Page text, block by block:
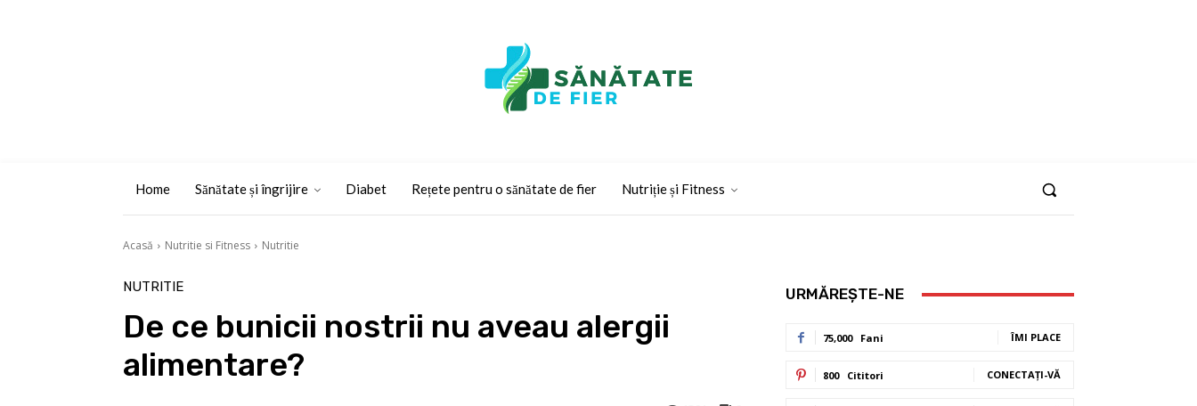
Home Sănătate și îngrijire Diabet Rețete pentru o sănătate de fier Nutriție și Fitness
Acasă Nutritie si Fitness Nutritie
NUTRITIE
De ce bunicii nostrii nu aveau alergii
alimentare?
URMĂREȘTE-NE
75,000 Fani ÎMI PLACE
800 Cititori CONECTAȚI-VĂ